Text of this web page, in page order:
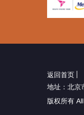
返回首页
地址：北京
版权所有